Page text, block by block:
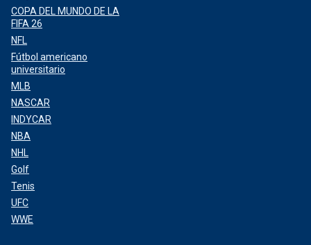
COPA DEL MUNDO DE LA
FIFA 26
NFL
Fútbol americano
universitario
MLB
NASCAR
INDYCAR
NBA
NHL
Golf
Tenis
UFC
WWE